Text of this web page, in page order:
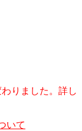
りました。詳し
いて